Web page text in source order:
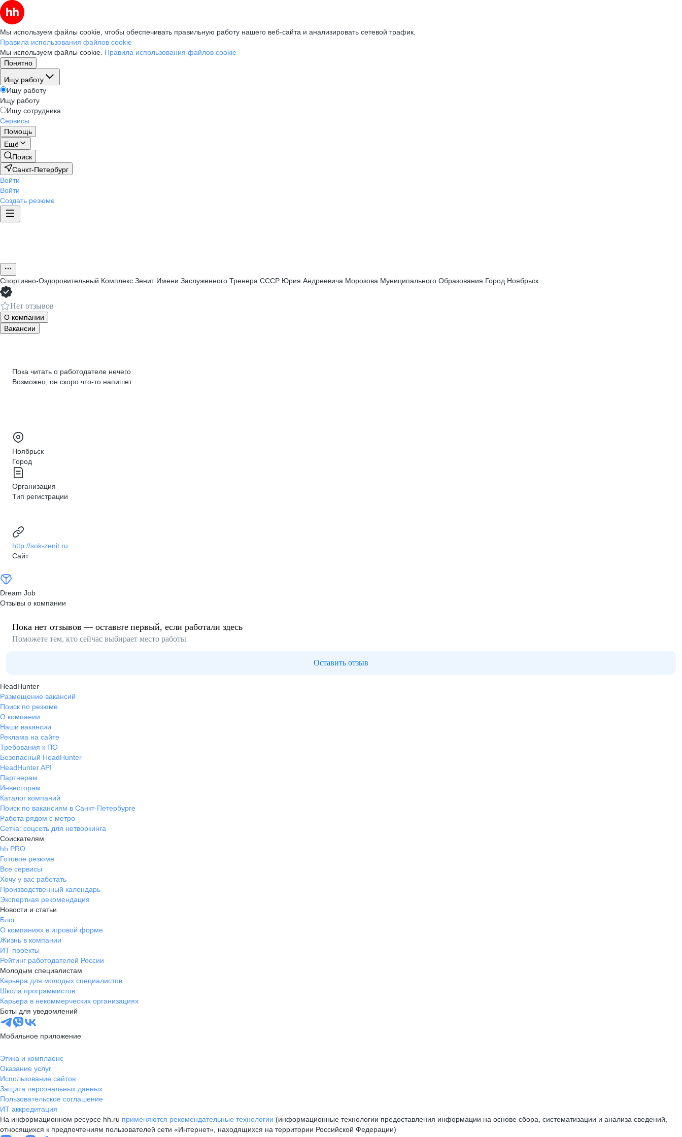
Мы используем файлы cookie, чтобы обеспечивать правильную работу нашего веб-сайта и анализировать сетевой трафик.
Правила использования файлов cookie
Мы используем файлы cookie. Правила использования файлов cookie
Понятно
Ищу работу
Ищу работу
Ищу работу
Ищу сотрудника
Сервисы
Помощь
Ещё
Поиск
Санкт-Петербург
Войти
Войти
Создать резюме
Спортивно-Оздоровительный Комплекс Зенит Имени Заслуженного Тренера СССР Юрия Андреевича Морозова Муниципального Образования Город Ноябрьск
Нет отзывов
О компании
Вакансии
Пока читать о работодателе нечего
Возможно, он скоро что‑то напишет
Ноябрьск
Город
Организация
Тип регистрации
http://sok-zenit.ru
Сайт
Dream Job
Отзывы о компании
Пока нет отзывов — оставьте первый, если работали здесь
Поможете тем, кто сейчас выбирает место работы
Оставить отзыв
HeadHunter
Размещение вакансий
Поиск по резюме
О компании
Наши вакансии
Реклама на сайте
Требования к ПО
Безопасный HeadHunter
HeadHunter API
Партнерам
Инвесторам
Каталог компаний
Поиск по вакансиям в Санкт-Петербурге
Работа рядом с метро
Сетка: соцсеть для нетворкинга
Соискателям
hh PRO
Готовое резюме
Все сервисы
Хочу у вас работать
Производственный календарь
Экспертная рекомендация
Новости и статьи
Блог
О компаниях в игровой форме
Жизнь в компании
ИТ-проекты
Рейтинг работодателей России
Молодым специалистам
Карьера для молодых специалистов
Школа программистов
Карьера в некоммерческих организациях
Боты для уведомлений
Мобильное приложение
Этика и комплаенс
Оказание услуг
Использование сайтов
Защита персональных данных
Пользовательское соглашение
ИТ аккредитация
На информационном ресурсе hh.ru применяются рекомендательные технологии (информационные технологии предоставления информации на основе сбора, систематизации и анализа сведений,
относящихся к предпочтениям пользователей сети «Интернет», находящихся на территории Российской Федерации)